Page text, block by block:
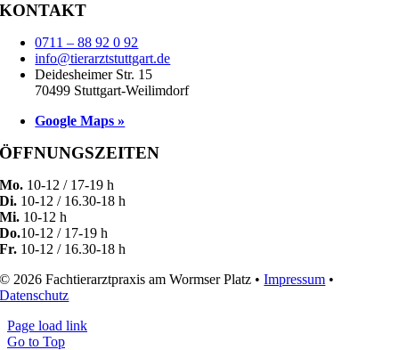
KONTAKT
0711 – 88 92 0 92
info@tierarztstuttgart.de
Deidesheimer Str. 15
70499 Stuttgart-Weilimdorf
Google Maps »
ÖFFNUNGSZEITEN
Mo. 10-12 / 17-19 h
Di. 10-12 / 16.30-18 h
Mi. 10-12 h
Do.10-12 / 17-19 h
Fr. 10-12 / 16.30-18 h
© 2026 Fachtierarztpraxis am Wormser Platz •Impressum •
Datenschutz
Page load link
Go to Top